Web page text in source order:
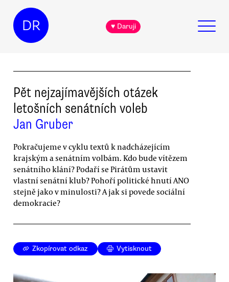
DR ♥ Daruji
Pět nejzajímavějších otázek
letošních senátních voleb
Jan Gruber
Pokračujeme v cyklu textů k nadcházejícím
krajským a senátním volbám. Kdo bude vítězem
senátního klání? Podaří se Pirátům ustavit
vlastní senátní klub? Pohoří politické hnutí ANO
stejně jako v minulosti? A jak si povede sociální
demokracie?
Zkopírovat odkaz Vytisknout